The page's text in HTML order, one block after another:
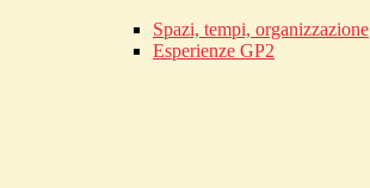
Spazi, tempi, organizzazione
Esperienze GP2